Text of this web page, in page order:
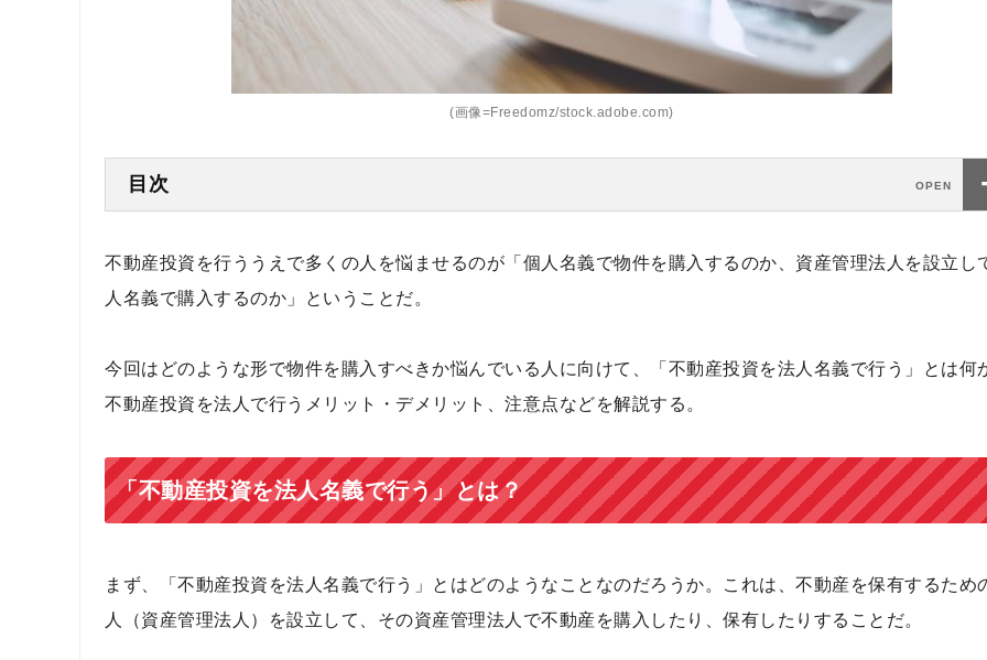
(画像=Freedomz/stock.adobe.com)
目次
不動産投資を行ううえで多くの人を悩ませるのが「個人名義で物件を購入するのか、資産管理法人を設立し
人名義で購入するのか」ということだ。
今回はどのような形で物件を購入すべきか悩んでいる人に向けて、「不動産投資を法人名義で行う」とは何
不動産投資を法人で行うメリット・デメリット、注意点などを解説する。
「不動産投資を法人名義で行う」とは？
まず、「不動産投資を法人名義で行う」とはどのようなことなのだろうか。これは、不動産を保有するため
人（資産管理法人）を設立して、その資産管理法人で不動産を購入したり、保有したりすることだ。